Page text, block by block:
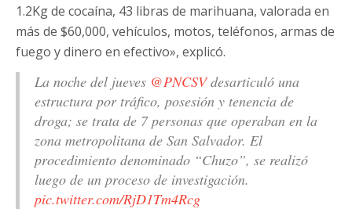
1.2Kg de cocaína, 43 libras de marihuana, valorada en
más de $60,000, vehículos, motos, teléfonos, armas de
fuego y dinero en efectivo», explicó.
La noche del jueves @PNCSVdesarticuló una
estructura por tráfico, posesión y tenencia de
droga; se trata de 7 personas que operaban en la
zona metropolitana de San Salvador. El
procedimiento denominado “Chuzo”, se realizó
luego de un proceso de investigación.
pic.twitter.com/RjD1Tm4Rcg